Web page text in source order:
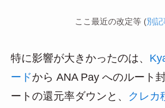
ここ最近の改定等 (別記
特に影響が大きかったのは、
ードから ANA Pay へのルート
ートの還元率ダウンと、
クレカ